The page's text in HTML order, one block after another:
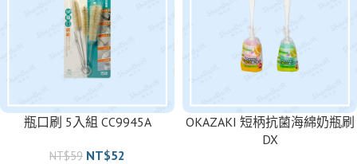
瓶口刷 5入組 CC9945A
NT$59 NT$52
OKAZAKI 短柄抗菌海綿奶瓶刷
DX